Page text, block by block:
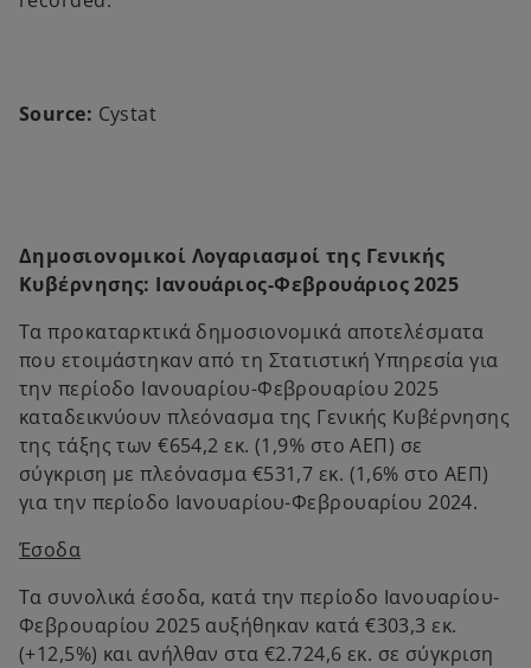
Source: Cystat
Δημοσιονομικοί Λογαριασμοί της Γενικής
Κυβέρνησης: Ιανουάριος-Φεβρουάριος 2025
Τα προκαταρκτικά δημοσιονομικά αποτελέσματα
που ετοιμάστηκαν από τη Στατιστική Υπηρεσία για
την περίοδο Ιανουαρίου-Φεβρουαρίου 2025
καταδεικνύουν πλεόνασμα της Γενικής Κυβέρνησης
της τάξης των €654,2 εκ. (1,9% στο ΑΕΠ) σε
σύγκριση με πλεόνασμα €531,7 εκ. (1,6% στο ΑΕΠ)
για την περίοδο Ιανουαρίου-Φεβρουαρίου 2024.
Έσοδα
Τα συνολικά έσοδα, κατά την περίοδο Ιανουαρίου-
Φεβρουαρίου 2025 αυξήθηκαν κατά €303,3 εκ.
(+12,5%) και ανήλθαν στα €2.724,6 εκ. σε σύγκριση